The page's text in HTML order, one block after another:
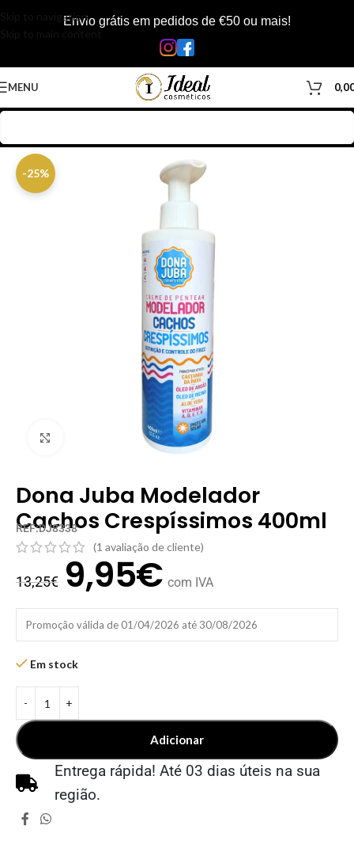
Skip to navigationEnvio grátis em pedidos de €50 ou mais!
MENU
-25%
Clique para ampliar
Dona Juba Modelador
Cachos Crespíssimos 400ml
REF:DJ8338
(1 avaliação de cliente)
13,25€ 9,95€ com IVA
Promoção válida de 01/04/2026 até 30/08/2026
Em stock
Adicionar
Entrega rápida! Até 03 dias úteis na sua
região.